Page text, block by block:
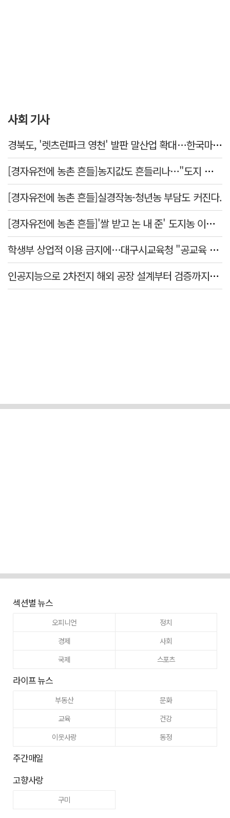
사회 기사
경북도, '렛츠런파크 영천' 발판 말산업 확대…한국마사회 유치도 총력
[경자유전에 농촌 흔들]농지값도 흔들리나…"도지 막히면 헐값 매물 나올 수도"
[경자유전에 농촌 흔들]실경작농·청년농 부담도 커진다.
[경자유전에 농촌 흔들]'쌀 받고 논 내 준' 도지농 이제 어쩌나?
학생부 상업적 이용 금지에…대구시교육청 "공교육 대입 상담 강화"
인공지능으로 2차전지 해외 공장 설계부터 검증까지…경북도·포항시 플랫폼 개발 착수
섹션별 뉴스
오피니언
정치
경제
사회
국제
스포츠
라이프 뉴스
부동산
문화
교육
건강
이웃사랑
동정
주간매일
고향사랑
구미